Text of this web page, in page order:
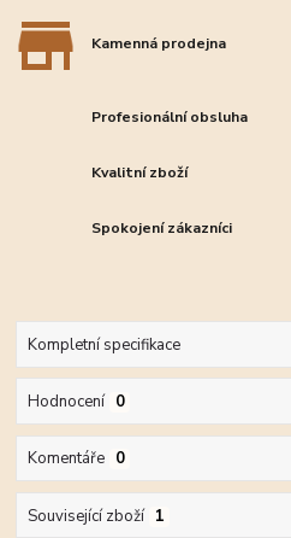
Kamenná prodejna
Profesionální obsluha
Kvalitní zboží
Spokojení zákazníci
Kompletní specifikace
Hodnocení 0
Komentáře 0
Související zboží 1